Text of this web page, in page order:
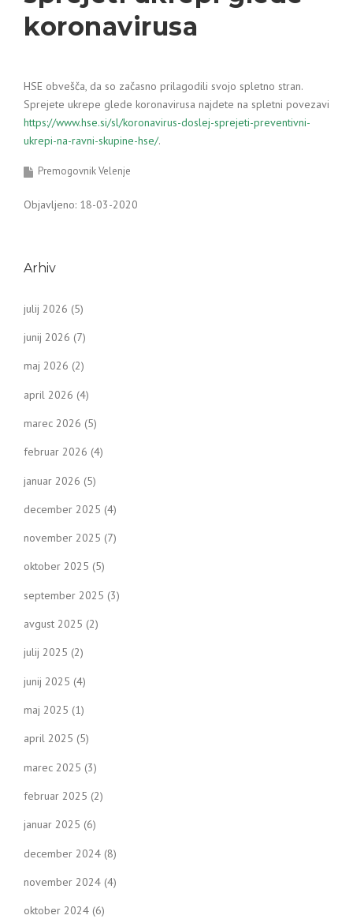
koronavirusa
HSE obvešča, da so začasno prilagodili svojo spletno stran.
Sprejete ukrepe glede koronavirusa najdete na spletni povezavi
https://www.hse.si/sl/koronavirus-doslej-sprejeti-preventivni-
ukrepi-na-ravni-skupine-hse/.
Premogovnik Velenje
Objavljeno: 18-03-2020
Arhiv
julij 2026 (5)
junij 2026 (7)
maj 2026 (2)
april 2026 (4)
marec 2026 (5)
februar 2026 (4)
januar 2026 (5)
december 2025 (4)
november 2025 (7)
oktober 2025 (5)
september 2025 (3)
avgust 2025 (2)
julij 2025 (2)
junij 2025 (4)
maj 2025 (1)
april 2025 (5)
marec 2025 (3)
februar 2025 (2)
januar 2025 (6)
december 2024 (8)
november 2024 (4)
oktober 2024 (6)